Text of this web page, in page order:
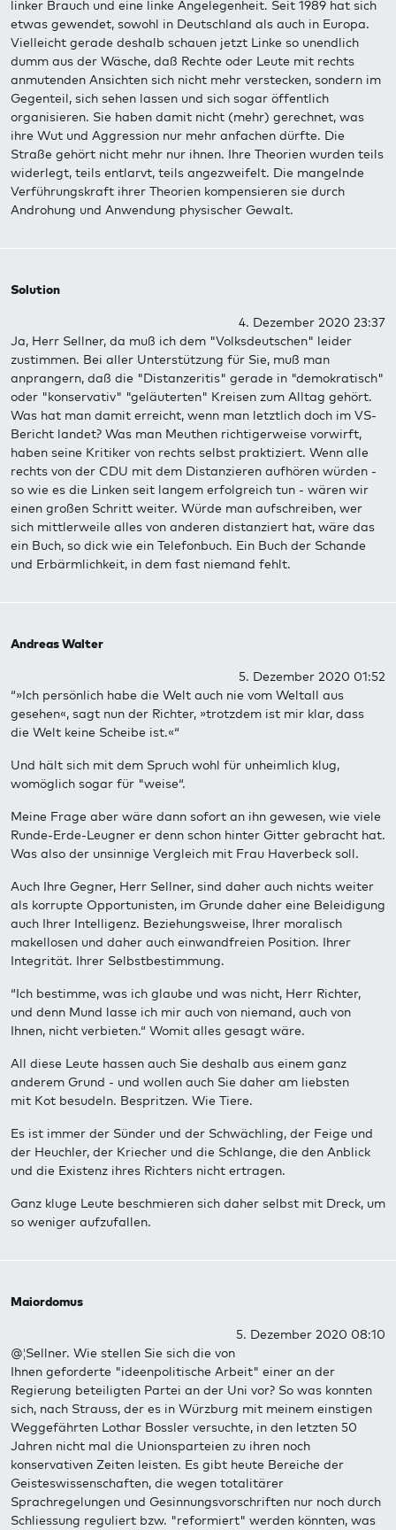
linker Brauch und eine linke Angelegenheit. Seit 1989 hat sich
etwas gewendet, sowohl in Deutschland als auch in Europa.
Vielleicht gerade deshalb schauen jetzt Linke so unendlich
dumm aus der Wäsche, daß Rechte oder Leute mit rechts
anmutenden Ansichten sich nicht mehr verstecken, sondern im
Gegenteil, sich sehen lassen und sich sogar öffentlich
organisieren. Sie haben damit nicht (mehr) gerechnet, was
ihre Wut und Aggression nur mehr anfachen dürfte. Die
Straße gehört nicht mehr nur ihnen. Ihre Theorien wurden teils
widerlegt, teils entlarvt, teils angezweifelt. Die mangelnde
Verführungskraft ihrer Theorien kompensieren sie durch
Androhung und Anwendung physischer Gewalt.
Solution
4. Dezember 2020 23:37
Ja, Herr Sellner, da muß ich dem "Volksdeutschen" leider
zustimmen. Bei aller Unterstützung für Sie, muß man
anprangern, daß die "Distanzeritis" gerade in "demokratisch"
oder "konservativ" "geläuterten" Kreisen zum Alltag gehört.
Was hat man damit erreicht, wenn man letztlich doch im VS-
Bericht landet? Was man Meuthen richtigerweise vorwirft,
haben seine Kritiker von rechts selbst praktiziert. Wenn alle
rechts von der CDU mit dem Distanzieren aufhören würden -
so wie es die Linken seit langem erfolgreich tun - wären wir
einen großen Schritt weiter. Würde man aufschreiben, wer
sich mittlerweile alles von anderen distanziert hat, wäre das
ein Buch, so dick wie ein Telefonbuch. Ein Buch der Schande
und Erbärmlichkeit, in dem fast niemand fehlt.
Andreas Walter
5. Dezember 2020 01:52
“»Ich persönlich habe die Welt auch nie vom Weltall aus
gesehen«, sagt nun der Richter, »trotzdem ist mir klar, dass
die Welt keine Scheibe ist.«“
Und hält sich mit dem Spruch wohl für unheimlich klug,
womöglich sogar für "weise“.
Meine Frage aber wäre dann sofort an ihn gewesen, wie viele
Runde-Erde-Leugner er denn schon hinter Gitter gebracht hat.
Was also der unsinnige Vergleich mit Frau Haverbeck soll.
Auch Ihre Gegner, Herr Sellner, sind daher auch nichts weiter
als korrupte Opportunisten, im Grunde daher eine Beleidigung
auch Ihrer Intelligenz. Beziehungsweise, Ihrer moralisch
makellosen und daher auch einwandfreien Position. Ihrer
Integrität. Ihrer Selbstbestimmung.
“Ich bestimme, was ich glaube und was nicht, Herr Richter,
und denn Mund lasse ich mir auch von niemand, auch von
Ihnen, nicht verbieten.“ Womit alles gesagt wäre.
All diese Leute hassen auch Sie deshalb aus einem ganz
anderem Grund - und wollen auch Sie daher am liebsten
mit Kot besudeln. Bespritzen. Wie Tiere.
Es ist immer der Sünder und der Schwächling, der Feige und
der Heuchler, der Kriecher und die Schlange, die den Anblick
und die Existenz ihres Richters nicht ertragen.
Ganz kluge Leute beschmieren sich daher selbst mit Dreck, um
so weniger aufzufallen.
Maiordomus
5. Dezember 2020 08:10
@¦Sellner. Wie stellen Sie sich die von
Ihnen geforderte "ideenpolitische Arbeit" einer an der
Regierung beteiligten Partei an der Uni vor? So was konnten
sich, nach Strauss, der es in Würzburg mit meinem einstigen
Weggefährten Lothar Bossler versuchte, in den letzten 50
Jahren nicht mal die Unionsparteien zu ihren noch
konservativen Zeiten leisten. Es gibt heute Bereiche der
Geisteswissenschaften, die wegen totalitärer
Sprachregelungen und Gesinnungsvorschriften nur noch durch
Schliessung reguliert bzw. "reformiert" werden könnten, was